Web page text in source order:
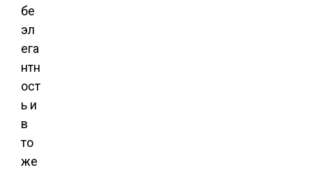
бе
эл
ега
нтн
ост
ь и
в
то
же